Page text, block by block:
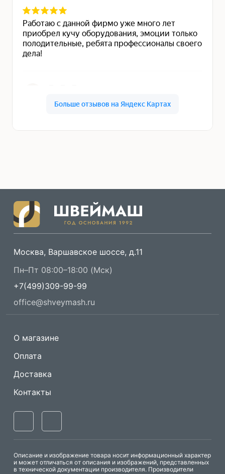
Москва, Варшавское шоссе, д.11
Пн–Пт 08:00–18:00 (Мск)
+7(499)309-99-99
office@shveymash.ru
О магазине
Оплата
Доставка
Контакты
Описание и изображение товара носит информационный характер
и может отличаться от описания и изображений, представленных
в технической документации производителя. Производители